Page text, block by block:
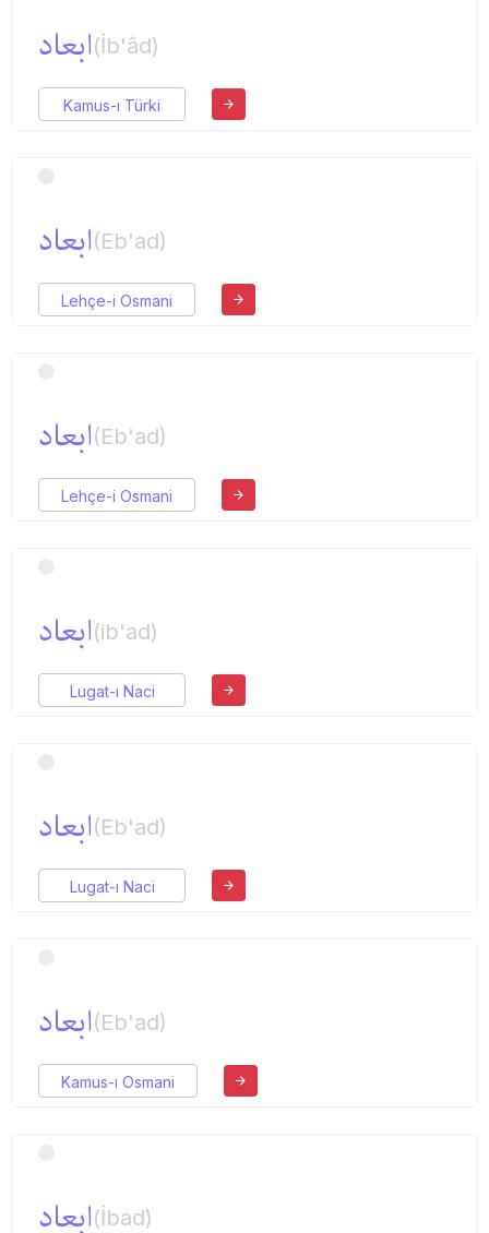
ابعاد(İb'âd)
Kamus-ı Türki
ابعاد(Eb'ad)
Lehçe-i Osmani
ابعاد(Eb'ad)
Lehçe-i Osmani
ابعاد(ib'ad)
Lugat-ı Naci
ابعاد(Eb'ad)
Lugat-ı Naci
ابعاد(Eb'ad)
Kamus-ı Osmani
ابعاد(İbad)